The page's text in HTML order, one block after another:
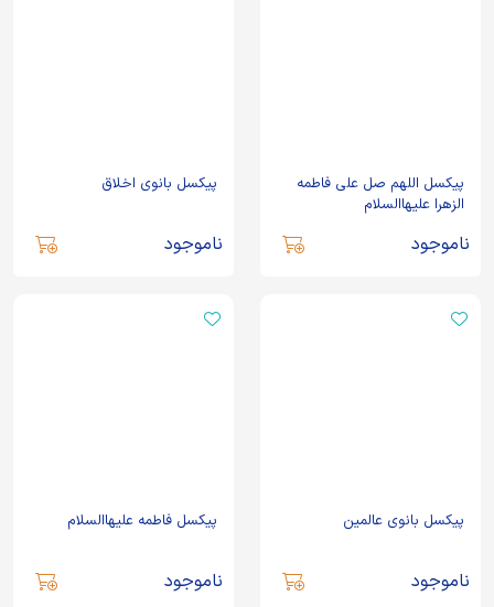
پیکسل اللهم صل علی فاطمه
الزهرا علیهاالسلام
ناموجود
پیکسل بانوی اخلاق
ناموجود
پیکسل بانوی عالمین
ناموجود
پیکسل فاطمه علیهاالسلام
ناموجود